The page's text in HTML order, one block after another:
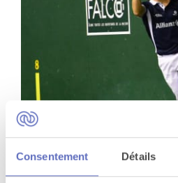
Consentement Détails
Initiation à la pelote basque
Biarritz